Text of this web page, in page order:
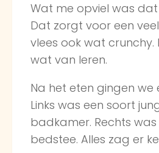
Wat me opviel was
Dat zorgt voor een
vlees ook wat crunchy.
wat van leren.
Na het eten gingen we
Links was een soort
badkamer. Rechts
bedstee. Alles zag er